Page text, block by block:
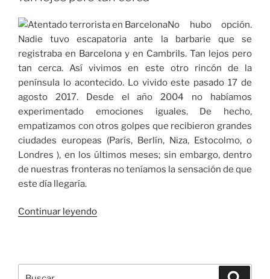
No hubo opción.
Nadie tuvo escapatoria ante la barbarie que se
registraba en Barcelona y en Cambrils. Tan lejos pero
tan cerca. Así vivimos en este otro rincón de la
península lo acontecido. Lo vivido este pasado 17 de
agosto 2017. Desde el año 2004 no habíamos
experimentado emociones iguales. De hecho,
empatizamos con otros golpes que recibieron grandes
ciudades europeas (París, Berlín, Niza, Estocolmo, o
Londres ), en los últimos meses; sin embargo, dentro
de nuestras fronteras no teníamos la sensación de que
este día llegaría.
Continuar leyendo«Tan